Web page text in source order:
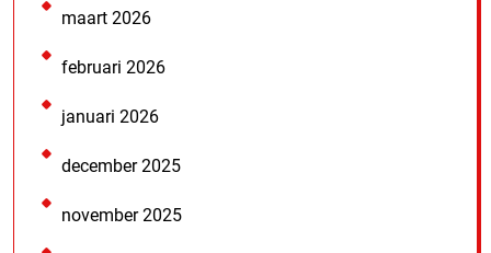
maart 2026
februari 2026
januari 2026
december 2025
november 2025